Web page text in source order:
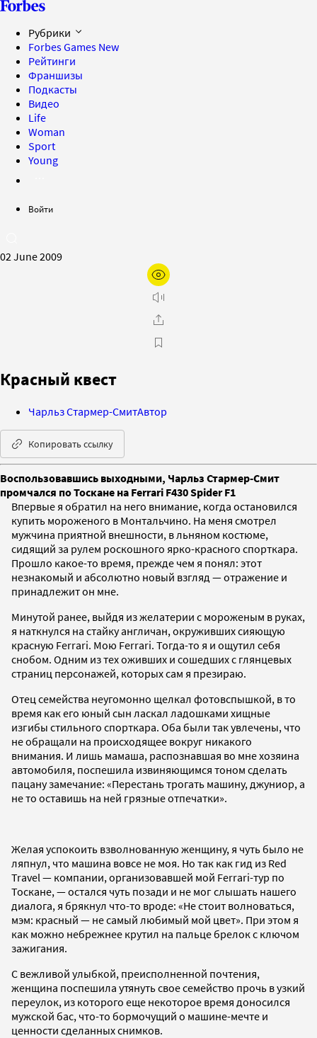
Рубрики
Forbes Games New
Рейтинги
Франшизы
Подкасты
Видео
Life
Woman
Sport
Young
Войти
02 June 2009
Красный квест
Чарльз Стармер-СмитАвтор
Копировать ссылку
Воспользовавшись выходными, Чарльз Стармер-Смит
промчался по Тоскане на Ferrari F430 Spider F1
Впервые я обратил на него внимание, когда остановился
купить мороженого в Монтальчино. На меня смотрел
мужчина приятной внешности, в льняном костюме,
сидящий за рулем роскошного ярко-красного спорткара.
Прошло какое-то время, прежде чем я понял: этот
незнакомый и абсолютно новый взгляд — отражение и
принадлежит он мне.
Минутой ранее, выйдя из желатерии с мороженым в руках,
я наткнулся на стайку англичан, окруживших сияющую
красную Ferrari. Мою Ferrari. Тогда-то я и ощутил себя
снобом. Одним из тех оживших и сошедших с глянцевых
страниц персонажей, которых сам я презираю.
Отец семейства неугомонно щелкал фотовспышкой, в то
время как его юный сын ласкал ладошками хищные
изгибы стильного спорткара. Оба были так увлечены, что
не обращали на происходящее вокруг никакого
внимания. И лишь мамаша, распознавшая во мне хозяина
автомобиля, поспешила извиняющимся тоном сделать
пацану замечание: «Перестань трогать машину, джуниор, а
не то оставишь на ней грязные отпечатки».
Желая успокоить взволнованную женщину, я чуть было не
ляпнул, что машина вовсе не моя. Но так как гид из Red
Travel — компании, организовавшей мой Ferrari-тур по
Тоскане, — остался чуть позади и не мог слышать нашего
диалога, я брякнул что-то вроде: «Не стоит волноваться,
мэм: красный — не самый любимый мой цвет». При этом я
как можно небрежнее крутил на пальце брелок с ключом
зажигания.
С вежливой улыбкой, преисполненной почтения,
женщина поспешила утянуть свое семейство прочь в узкий
переулок, из которого еще некоторое время доносился
мужской бас, что-то бормочущий о машине-мечте и
ценности сделанных снимков.